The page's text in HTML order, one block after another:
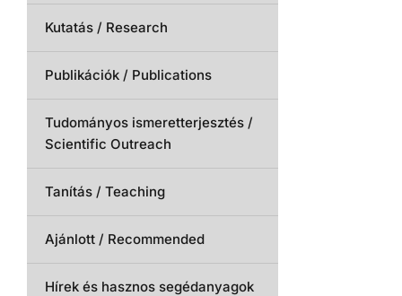
Kutatás / Research
Publikációk / Publications
Tudományos ismeretterjesztés /
Scientific Outreach
Tanítás / Teaching
Ajánlott / Recommended
Hírek és hasznos segédanyagok